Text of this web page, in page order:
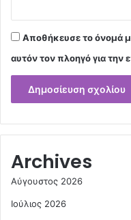
Αποθήκευσε το όνομά
αυτόν τον πλοηγό για
Archives
Αύγουστος 2026
Ιούλιος 2026